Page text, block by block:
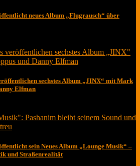
neues Album „Flugrausch“ über
sechstes Album „JINX“ mit Mark
Elfman
sein Neues Album „Lounge Musik“ –
und Straßenrealität